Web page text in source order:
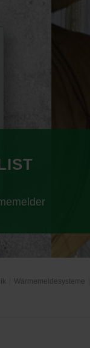
Wärmemeldesysteme